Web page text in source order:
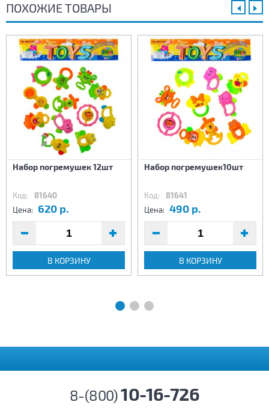
ПОХОЖИЕ ТОВАРЫ
Набор погремушек 12шт
Код: 81640
Цена: 620 р.
В КОРЗИНУ
Набор погремушек10шт
Код: 81641
Цена: 490 р.
В КОРЗИНУ
8-(800)10-16-726